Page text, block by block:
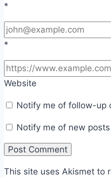
*
*
Website
Notify me of follow-up
Notify me of new
This site uses Akismet to